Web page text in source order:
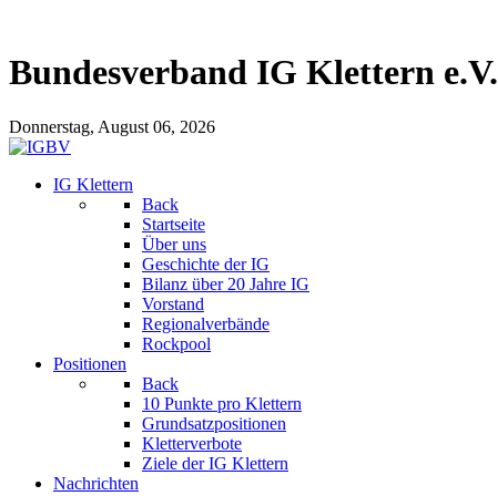
Bundesverband IG Klettern e.V.
Donnerstag, August 06, 2026
IG Klettern
Back
Startseite
Über uns
Geschichte der IG
Bilanz über 20 Jahre IG
Vorstand
Regionalverbände
Rockpool
Positionen
Back
10 Punkte pro Klettern
Grundsatzpositionen
Kletterverbote
Ziele der IG Klettern
Nachrichten